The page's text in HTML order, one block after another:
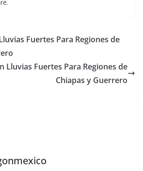
Fuertes Para Regiones de
Lluvias Fuertes Para Regiones de
Chiapas y Guerrero